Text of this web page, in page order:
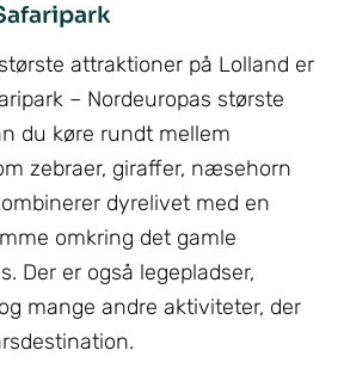
attraktioner på Lolland er
– Nordeuropas største
du køre rundt mellem
zebraer, giraffer, næsehorn
dyrelivet med en
omkring det gamle
Der er også legepladser,
mange andre aktiviteter, der